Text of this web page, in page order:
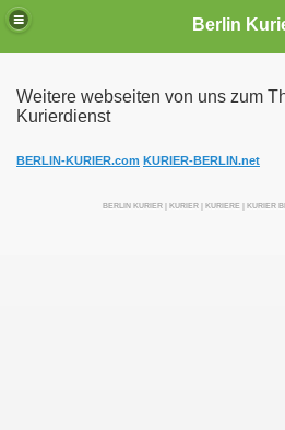
Berlin
Weitere webseiten von uns zum
Kurierdienst
BERLIN-KURIER.com KURIER-BERLIN.net
BERLIN KURIER | KURIER | KURIERE | KURIER